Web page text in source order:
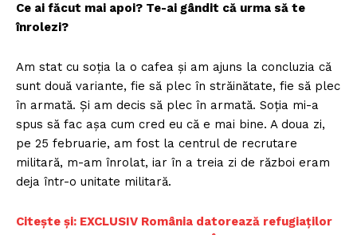
Ce ai făcut mai apoi? Te-ai gândit că urma să te
înrolezi?
Am stat cu soția la o cafea și am ajuns la concluzia că
sunt două variante, fie să plec în străinătate, fie să plec
în armată. Și am decis să plec în armată. Soția mi-a
spus să fac așa cum cred eu că e mai bine. A doua zi,
pe 25 februarie, am fost la centrul de recrutare
militară, m-am înrolat, iar în a treia zi de război eram
deja într-o unitate militară.
Citește și: EXCLUSIV România datorează refugiaților